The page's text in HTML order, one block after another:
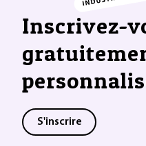
Inscrivez-
S'inscrire